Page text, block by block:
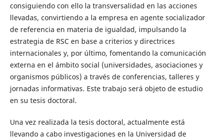
consiguiendo con ello la transversalidad en las acciones
llevadas, convirtiendo a la empresa en agente socializador
de referencia en materia de igualdad, impulsando la
estrategia de RSC en base a criterios y directrices
internacionales y, por último, fomentando la comunicación
externa en el ámbito social (universidades, asociaciones y
organismos públicos) a través de conferencias, talleres y
jornadas informativas. Este trabajo será objeto de estudio
en su tesis doctoral.
Una vez realizada la tesis doctoral, actualmente está
llevando a cabo investigaciones en la Universidad de